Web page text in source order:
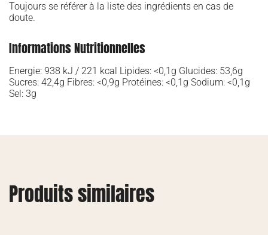
Toujours se référer à la liste des ingrédients en cas de
doute.
Informations Nutritionnelles
Energie: 938 kJ / 221 kcal Lipides: <0,1g Glucides: 53,6g
Sucres: 42,4g Fibres: <0,9g Protéines: <0,1g Sodium: <0,1g
Sel: 3g
Produits similaires